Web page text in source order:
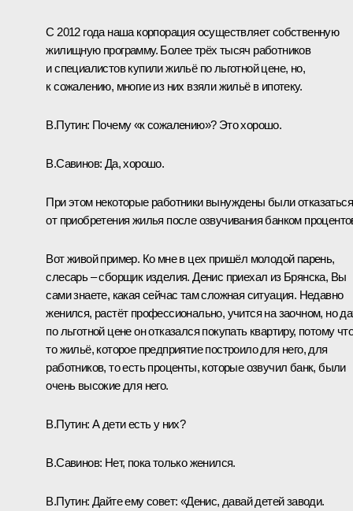
С 2012 года наша корпорация осуществляет собственную
жилищную программу. Более трёх тысяч работников
и специалистов купили жильё по льготной цене, но,
к сожалению, многие из них взяли жильё в ипотеку.
В.Путин: Почему «к сожалению»? Это хорошо.
В.Савинов: Да, хорошо.
При этом некоторые работники вынуждены были отказаться
от приобретения жилья после озвучивания банком
Вот живой пример. Ко мне в цех пришёл молодой парень,
слесарь – сборщик изделия. Денис приехал из Брянска, Вы
сами знаете, какая сейчас там сложная ситуация. Недавно
женился, растёт профессионально, учится на заочном, но
по льготной цене он отказался покупать квартиру, потому что
то жильё, которое предприятие построило для него, для
работников, то есть проценты, которые озвучил банк, были
очень высокие для него.
В.Путин: А дети есть у них?
В.Савинов: Нет, пока только женился.
В.Путин: Дайте ему совет: «Денис, давай детей заводи.